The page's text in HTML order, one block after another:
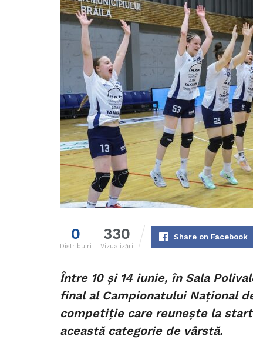
0
Distribuiri
330
Vizualizări
Share on Facebook
Între 10 și 14 iunie, în Sala
final al Campionatului Național
competiție care reunește la
această categorie de vârstă.